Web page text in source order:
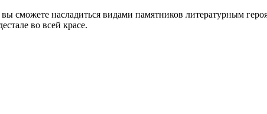
сможете насладиться видами памятников литературным
во всей красе.